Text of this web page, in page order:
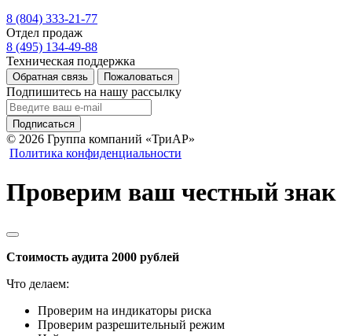
8 (804) 333-21-77
Отдел продаж
8 (495) 134-49-88
Техническая поддержка
Обратная связь Пожаловаться
Подпишитесь на нашу рассылку
Подписаться
© 2026 Группа компаний «ТриАР»
Политика конфиденциальности
Проверим ваш честный знак
Стоимость аудита 2000 рублей
Что делаем:
Проверим на индикаторы риска
Проверим разрешительный режим